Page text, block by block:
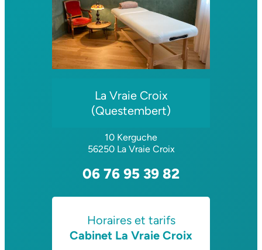
La Vraie Croix
(Questembert)
10 Kerguche
56250 La Vraie Croix
06 76 95 39 82
Horaires et tarifs
Cabinet La Vraie Croix